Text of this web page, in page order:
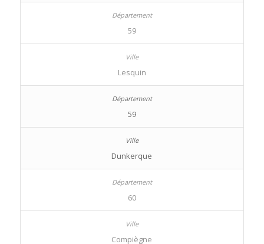
59
Lesquin
59
Dunkerque
60
Compiègne